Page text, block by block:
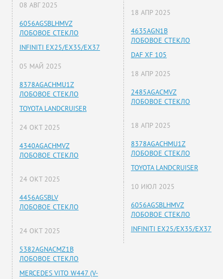
08 АВГ 2025
6056AGSBLHMVZ
ЛОБОВОЕ СТЕКЛО
INFINITI EX25/EX35/EX37
05 МАЙ 2025
8378AGACHMU1Z
ЛОБОВОЕ СТЕКЛО
TOYOTA LANDCRUISER
24 ОКТ 2025
4340AGACHMVZ
ЛОБОВОЕ СТЕКЛО
24 ОКТ 2025
4456AGSBLV
ЛОБОВОЕ СТЕКЛО
24 ОКТ 2025
5382AGNACMZ1B
ЛОБОВОЕ СТЕКЛО
MERCEDES VITO W447 (V-
18 АПР 2025
4635AGN1B
ЛОБОВОЕ СТЕКЛО
DAF XF 105
18 АПР 2025
2485AGACMVZ
ЛОБОВОЕ СТЕКЛО
18 АПР 2025
8378AGACHMU1Z
ЛОБОВОЕ СТЕКЛО
TOYOTA LANDCRUISER
10 ИЮЛ 2025
6056AGSBLHMVZ
ЛОБОВОЕ СТЕКЛО
INFINITI EX25/EX35/EX37